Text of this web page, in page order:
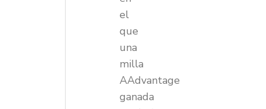
el
que
una
milla
AAdvantage
ganada